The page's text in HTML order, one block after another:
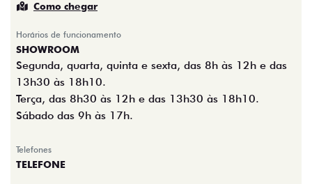
Como chegar
Horários de funcionamento
SHOWROOM
Segunda, quarta, quinta e sexta, das 8h às 12h e das
13h30 às 18h10.
Terça, das 8h30 às 12h e das 13h30 às 18h10.
Sábado das 9h às 17h.
Telefones
TELEFONE